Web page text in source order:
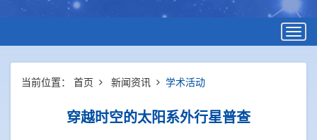
当前位置： 首页 新闻资讯 学术活动
穿越时空的太阳系外行星普查